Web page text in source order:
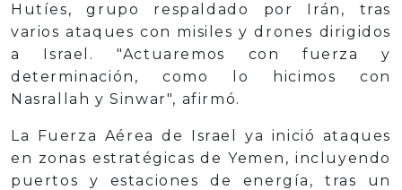
Hutíes, grupo respaldado por Irán, tras
varios ataques con misiles y drones dirigidos
a Israel. "Actuaremos con fuerza y
determinación, como lo hicimos con
Nasrallah y Sinwar", afirmó.
La Fuerza Aérea de Israel ya inició ataques
en zonas estratégicas de Yemen, incluyendo
puertos y estaciones de energía, tras un